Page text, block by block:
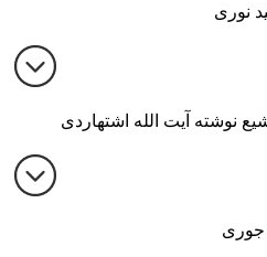
نوری
نوشته آیت الله اشتهاردی
جوری